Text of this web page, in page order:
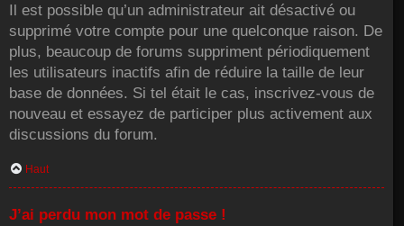
Il est possible qu’un administrateur ait désactivé ou
supprimé votre compte pour une quelconque raison. De
plus, beaucoup de forums suppriment périodiquement
les utilisateurs inactifs afin de réduire la taille de leur
base de données. Si tel était le cas, inscrivez-vous de
nouveau et essayez de participer plus activement aux
discussions du forum.
Haut
J’ai perdu mon mot de passe !